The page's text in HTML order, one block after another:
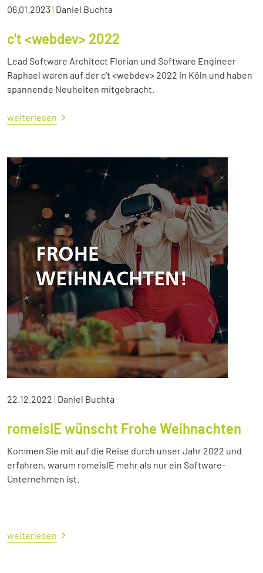
06.01.2023| Daniel Buchta
c't <webdev> 2022
Lead Software Architect Florian und Software Engineer
Raphael waren auf der c't <webdev> 2022 in Köln und haben
spannende Neuheiten mitgebracht.
weiterlesen
22.12.2022 | Daniel Buchta
romeisIE wünscht Frohe Weihnachten
Kommen Sie mit auf die Reise durch unser Jahr 2022 und
erfahren, warum romeisIE mehr als nur ein Software-
Unternehmen ist.
weiterlesen